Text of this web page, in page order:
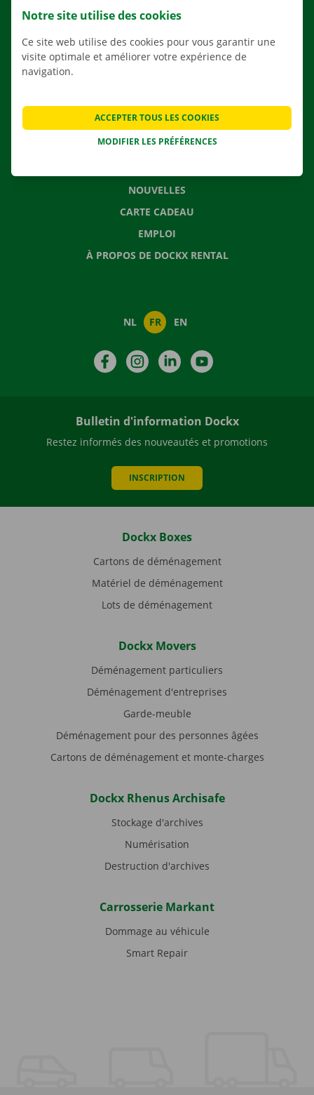
NOS SERVICES
AGENCES
APPLI
CONTACTEZ NOUS
NOUVELLES
CARTE CADEAU
EMPLOI
À PROPOS DE DOCKX RENTAL
NL FR EN
FacebookInstagramLinkedIn
Bulletin d'information Dockx
Restez informés des nouveautés et promotions
INSCRIPTION
Dockx Boxes
Cartons de déménagement
Matériel de déménagement
Lots de déménagement
Dockx Movers
Déménagement particuliers
Déménagement d'entreprises
Garde-meuble
Déménagement pour des personnes âgées
Cartons de déménagement et monte-charges
Dockx Rhenus Archisafe
Stockage d'archives
Numérisation
Destruction d'archives
Carrosserie Markant
Dommage au véhicule
Smart Repair
Notre site utilise des cookies
Ce site web utilise des cookies pour vous garantir une
visite optimale et améliorer votre expérience de
navigation.
MODIFIER LES PRÉFÉRENCES
ACCEPTER TOUS LES COOKIES